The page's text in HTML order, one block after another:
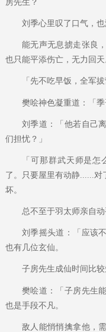
房先生？
刘季心里叹了口气，也
能无声无息掳走张良
也只能平添伤亡，无力回天
「先不吃早饭，全军
樊哙神色凝重道：「
刘季道：「他若自己
们担忧？」
「可那群武天师是
了。只要屋里有动静......对
坏。
总不至于羽太师亲自动
刘季摇头道：「应该
也有几位玄仙。
子房先生成仙时间比
樊哙道：「子房先生
也是手段不凡。
敌人能悄悄擒拿他，